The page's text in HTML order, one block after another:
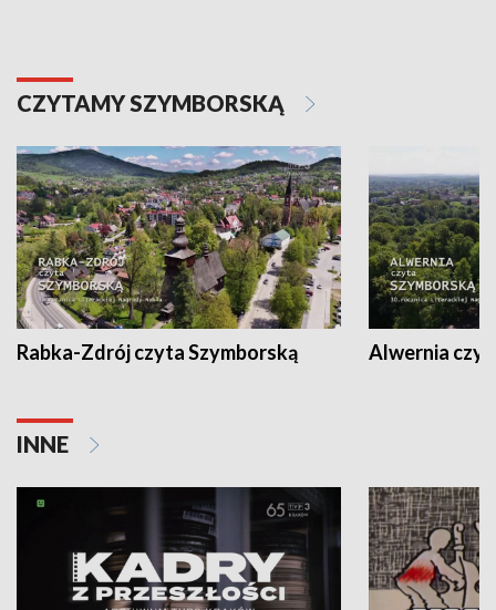
CZYTAMY SZYMBORSKĄ
Rabka-Zdrój czyta Szymborską Alwernia
INNE